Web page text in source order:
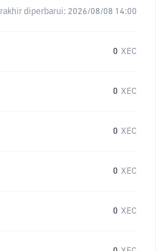
diperbarui: 2026/08/08 14:00
0 XEC
0 XEC
0 XEC
0 XEC
0 XEC